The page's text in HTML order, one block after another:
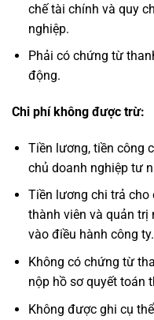
chế tài chính và quy
nghiệp.
Phải có chứng từ
động.
Chi phí không được trừ:
Tiền lương, tiền công
chủ doanh nghiệp tư
Tiền lương chi trả cho
thành viên và quản
vào điều hành công ty.
Không có chứng từ
nộp hồ sơ quyết toán
Không được ghi cụ